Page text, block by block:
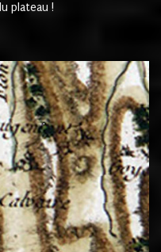
plateau !